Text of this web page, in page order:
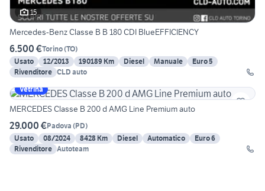
15
Mercedes-Benz Classe B B 180 CDI BlueEFFICIENCY
6.500 €Torino(TO)
Usato
12/2013 190189 Km Diesel Manuale
Euro 5
Rivenditore CLD auto
Vetrina
MERCEDES Classe B 200 d AMG Line Premium auto
29.000 €Padova (PD)
Usato
08/2024 8428 Km Diesel Automatico
Euro 6
Rivenditore Autoteam